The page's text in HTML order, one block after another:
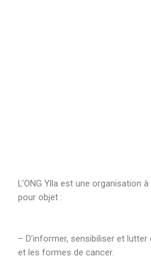
L’ONG Ylla est une organisation
pour objet :
– D’informer, sensibiliser et
et les formes de cancer.